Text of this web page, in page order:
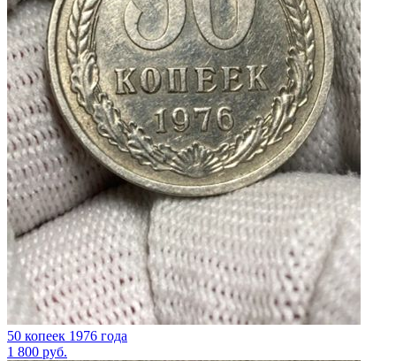
50 копеек 1976 года
1 800 руб.